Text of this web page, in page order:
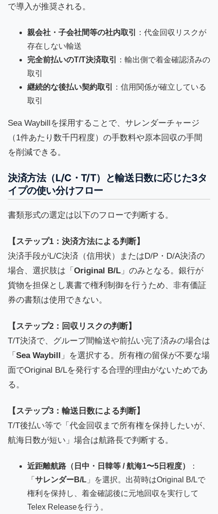
で導入が推奨される。
親会社・子会社間等の社内取引
：代金回収リスクが
存在しない輸送
完全前払いのT/T決済取引
：輸出側で着金確認済みの
取引
継続的な後払い契約取引
：信用関係が確立している
取引
Sea Waybillを採用することで、サレンダーチャージ
（1件あたり数千円程度）の手数料や原本回収の手間
を削減できる。
決済方法（L/C・T/T）と輸送日数に応じた3タ
イプの使い分けフロー
書類形式の選定は以下のフローで判断する。
【ステップ1：決済方法による判断】
決済手段がL/C決済（信用状）またはD/P・D/A決済の
場合、選択肢は「 Original B/L 」のみとなる。銀行が
貨物を担保とし裏書で権利制御を行うため、非有価証
券の書類は使用できない。
【ステップ2：回収リスクの判断】
T/T決済で、グループ間輸送や前払い完了済みの場合は
「 Sea Waybill 」を選択する。所有権の留保が不要な場
面でOriginal B/Lを発行する合理的理由がないためであ
る。
【ステップ3：輸送日数による判断】
T/T後払い等で「代金回収まで所有権を保持したいが、
航海日数が短い」場合は航路長で判断する。
近距離航路（日中・日韓等 / 航海1〜5日程度）
：
「 サレンダーB/L 」を選択。出荷時はOriginal B/Lで
権利を保持し、着金確認後に元地回収を実行して
Telex Releaseを行う。